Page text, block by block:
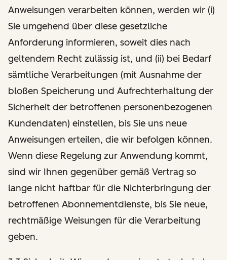
Anweisungen verarbeiten können, werden wir (i)
Sie umgehend über diese gesetzliche
Anforderung informieren, soweit dies nach
geltendem Recht zulässig ist, und (ii) bei Bedarf
sämtliche Verarbeitungen (mit Ausnahme der
bloßen Speicherung und Aufrechterhaltung der
Sicherheit der betroffenen personenbezogenen
Kundendaten) einstellen, bis Sie uns neue
Anweisungen erteilen, die wir befolgen können.
Wenn diese Regelung zur Anwendung kommt,
sind wir Ihnen gegenüber gemäß Vertrag so
lange nicht haftbar für die Nichterbringung der
betroffenen Abonnementdienste, bis Sie neue,
rechtmäßige Weisungen für die Verarbeitung
geben.